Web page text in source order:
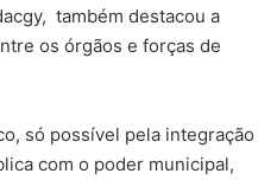
também destacou a
os órgãos e forças de
só possível pela integração
com o poder municipal,